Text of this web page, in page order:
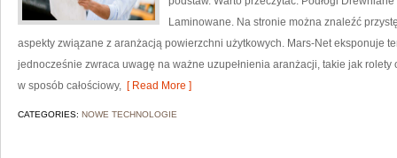
Laminowane. Na stronie można znaleźć
aspekty związane z aranżacją powierzchni użytkowych. Mars-Net eksponuje
jednocześnie zwraca uwagę na ważne uzupełnienia aranżacji, takie jak
w sposób całościowy, [ Read More ]
CATEGORIES: NOWE TECHNOLOGIE